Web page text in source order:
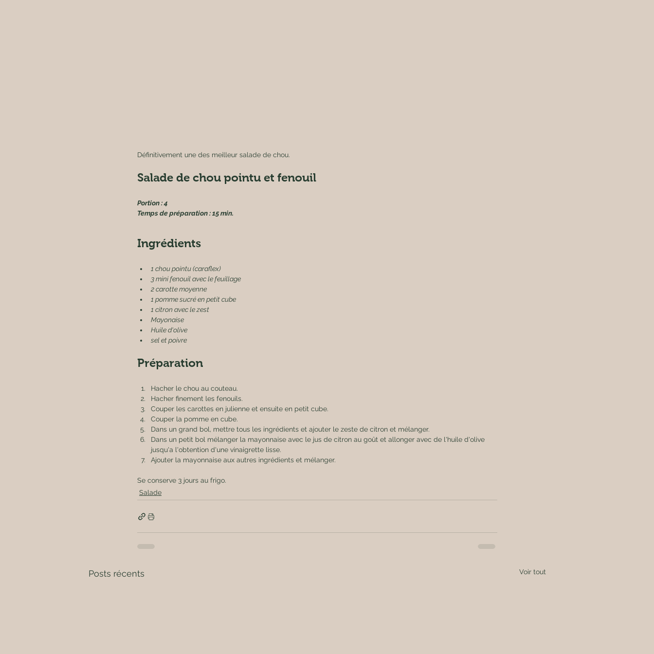
Définitivement une des meilleur salade de chou.
Salade de chou pointu et fenouil
Portion : 4
Temps de préparation : 15 min.
Ingrédients
1 chou pointu (caraflex)
3 mini fenouil avec le feuillage
2 carotte moyenne
1 pomme sucré en petit cube
1 citron avec le zest
Mayonaise
Huile d'olive
sel et poivre
Préparation
Hacher le chou au couteau.
Hacher finement les fenouils.
Couper les carottes en julienne et ensuite en petit cube.
Couper la pomme en cube.
Dans un grand bol, mettre tous les ingrédients et ajouter le zeste de citron et mélanger.
Dans un petit bol mélanger la mayonnaise avec le jus de citron au goût et allonger avec de l'huile d'olive
jusqu'a l'obtention d'une vinaigrette lisse.
Ajouter la mayonnaise aux autres ingrédients et mélanger.
Se conserve 3 jours au frigo.
Salade
Posts récents Voir tout